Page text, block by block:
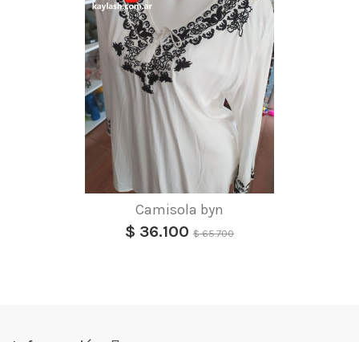
Camisola byn
$ 36.100 $ 65.700